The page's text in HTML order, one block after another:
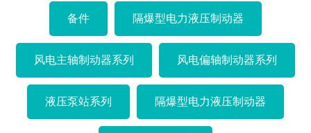
备件 隔爆型电力液压制动器
风电主轴制动器系列 风电偏轴制动器系列
液压泵站系列 隔爆型电力液压制动器